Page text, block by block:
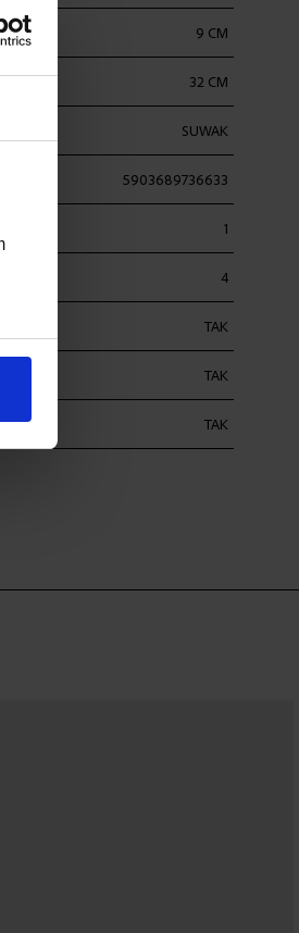
9 CM
32 CM
SUWAK
5903689736633
1
4
TAK
TAK
TAK